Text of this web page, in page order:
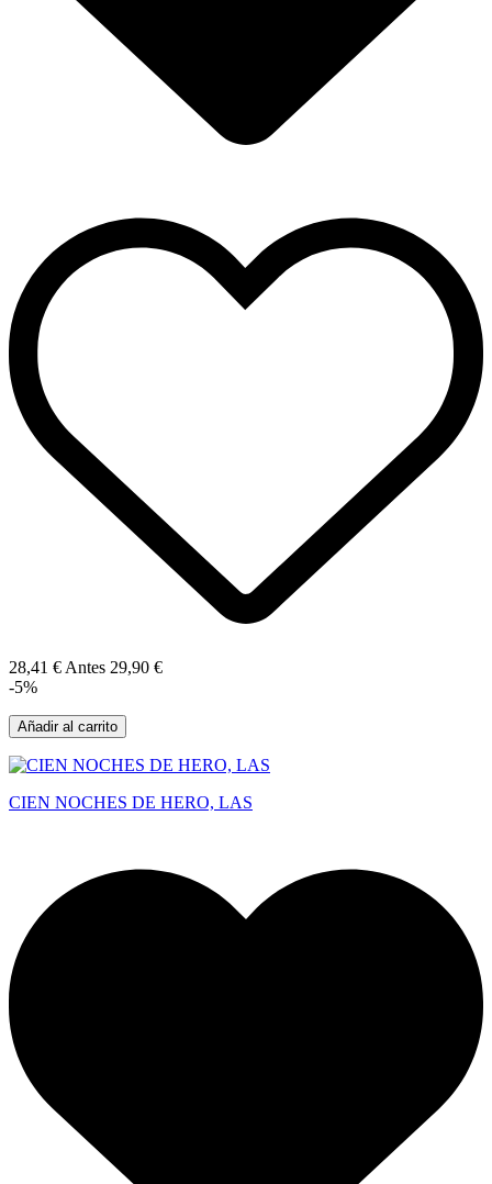
28,41 € Antes 29,90 €
-5%
Añadir al carrito
CIEN NOCHES DE HERO, LAS